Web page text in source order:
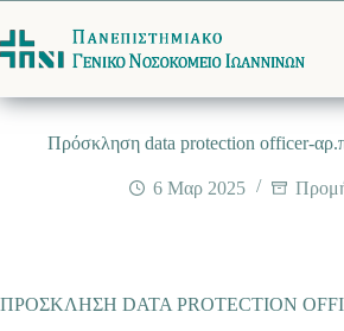
στο
περιεχόμενο
Πρόσκληση data protection officer-
6 Μαρ 2025
ΠΡΟΣΚΛΗΣΗ DATA PROTECTION